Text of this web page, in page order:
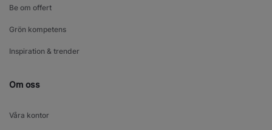
Be om offert
Grön kompetens
Inspiration & trender
Om oss
Våra kontor